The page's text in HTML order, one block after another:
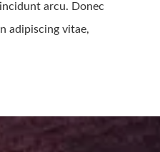
arcu. Donec
adipiscing vitae,